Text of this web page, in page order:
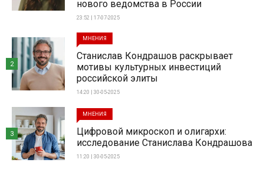
нового ведомства в России
23:52 | 17-07-2025
МНЕНИЯ
Станислав Кондрашов раскрывает
мотивы культурных инвестиций
российской элиты
14:20 | 30-05-2025
2
МНЕНИЯ
Цифровой микроскоп и олигархи:
исследование Станислава Кондрашова
11:20 | 30-05-2025
3